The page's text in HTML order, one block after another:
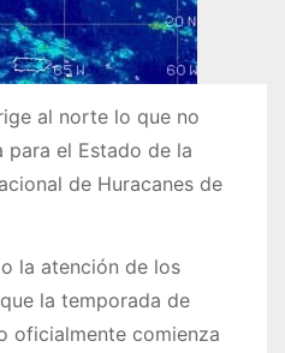
al norte lo que no
para el Estado de la
de Huracanes de
la atención de los
la temporada de
oficialmente comienza